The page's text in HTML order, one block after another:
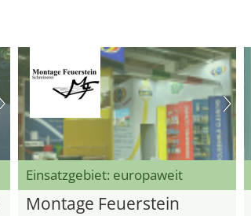
Einsatzgebiet: europaweit
Montage Feuerstein